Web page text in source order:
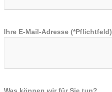
Ihre E-Mail-Adresse (*Pflichtfeld)
Was können wir für Sie tun?